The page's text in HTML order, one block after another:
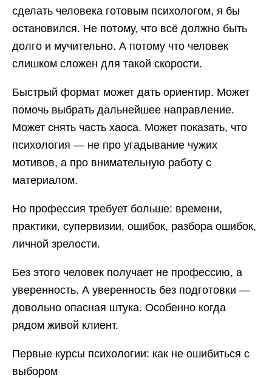
сделать человека готовым психологом, я бы
остановился. Не потому, что всё должно быть
долго и мучительно. А потому что человек
слишком сложен для такой скорости.
Быстрый формат может дать ориентир. Может
помочь выбрать дальнейшее направление.
Может снять часть хаоса. Может показать, что
психология — не про угадывание чужих
мотивов, а про внимательную работу с
материалом.
Но профессия требует больше: времени,
практики, супервизии, ошибок, разбора ошибок,
личной зрелости.
Без этого человек получает не профессию, а
уверенность. А уверенность без подготовки —
довольно опасная штука. Особенно когда
рядом живой клиент.
Первые курсы психологии: как не ошибиться с
выбором